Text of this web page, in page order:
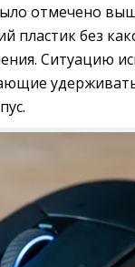
отмечено
пластик без
Ситуацию